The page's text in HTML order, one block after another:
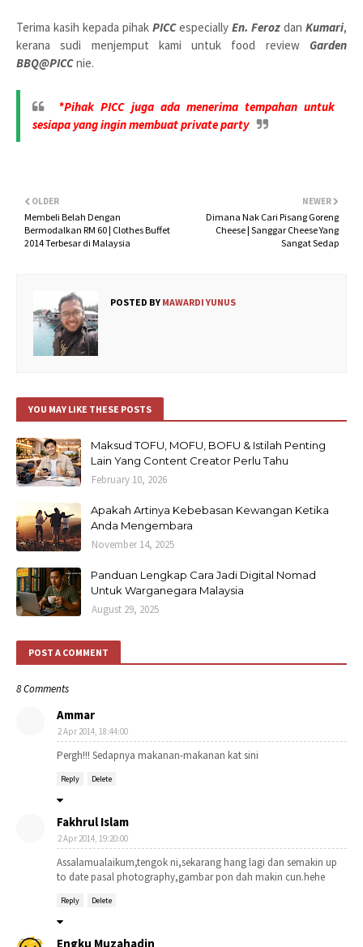
Terima kasih kepada pihak PICCespecially En. Ferozdan Kumari,
kerana sudi menjemput kami untuk food reviewGarden
BBQ@PICCnie.
*Pihak PICC juga ada menerima tempahan untuk
sesiapa yang ingin membuat private party
NEWER
Dimana Nak Cari Pisang Goreng
Cheese | Sanggar Cheese Yang
Sangat Sedap
OLDER
Membeli Belah Dengan
Bermodalkan RM 60 | Clothes Buffet
2014 Terbesar di Malaysia
POSTED BY MAWARDI YUNUS
YOU MAY LIKE THESE POSTS
Maksud TOFU, MOFU, BOFU & Istilah Penting
Lain Yang Content Creator Perlu Tahu
February 10, 2026
Apakah Artinya Kebebasan Kewangan Ketika
Anda Mengembara
November 14, 2025
Panduan Lengkap Cara Jadi Digital Nomad
Untuk Warganegara Malaysia
August 29, 2025
POST A COMMENT
8 Comments
Ammar
2 Apr 2014, 18:44:00
Pergh!!! Sedapnya makanan-makanan kat sini
Reply Delete
Fakhrul Islam
2 Apr 2014, 19:20:00
Assalamualaikum,tengok ni,sekarang hang lagi dan semakin up
to date pasal photography,gambar pon dah makin cun.hehe
Reply Delete
Engku Muzahadin